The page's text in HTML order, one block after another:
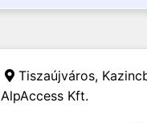
Tiszaújváros,
AlpAccess Kft.